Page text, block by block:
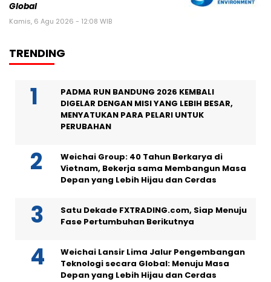
Global
Kamis, 6 Agu 2026 - 12:08 WIB
TRENDING
PADMA RUN BANDUNG 2026 KEMBALI
DIGELAR DENGAN MISI YANG LEBIH BESAR,
MENYATUKAN PARA PELARI UNTUK
PERUBAHAN
Weichai Group: 40 Tahun Berkarya di
Vietnam, Bekerja sama Membangun Masa
Depan yang Lebih Hijau dan Cerdas
Satu Dekade FXTRADING.com, Siap Menuju
Fase Pertumbuhan Berikutnya
Weichai Lansir Lima Jalur Pengembangan
Teknologi secara Global: Menuju Masa
Depan yang Lebih Hijau dan Cerdas